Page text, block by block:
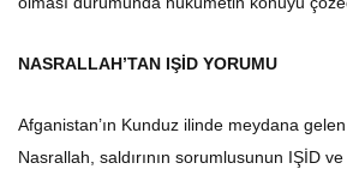
NASRALLAH’TAN IŞİD YORUMU
Afganistan’ın Kunduz ilinde meydana gelen
Nasrallah, saldırının sorumlusunun IŞİD ve